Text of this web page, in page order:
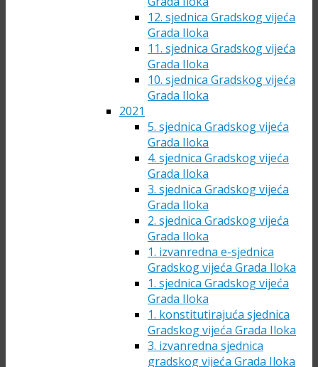
12. sjednica Gradskog vijeća
Grada Iloka
11. sjednica Gradskog vijeća
Grada Iloka
10. sjednica Gradskog vijeća
Grada Iloka
2021
5. sjednica Gradskog vijeća
Grada Iloka
4. sjednica Gradskog vijeća
Grada Iloka
3. sjednica Gradskog vijeća
Grada Iloka
2. sjednica Gradskog vijeća
Grada Iloka
1. izvanredna e-sjednica
Gradskog vijeća Grada Iloka
1. sjednica Gradskog vijeća
Grada Iloka
1. konstitutirajuća sjednica
Gradskog vijeća Grada Iloka
3. izvanredna sjednica
gradskog vijeća Grada Iloka